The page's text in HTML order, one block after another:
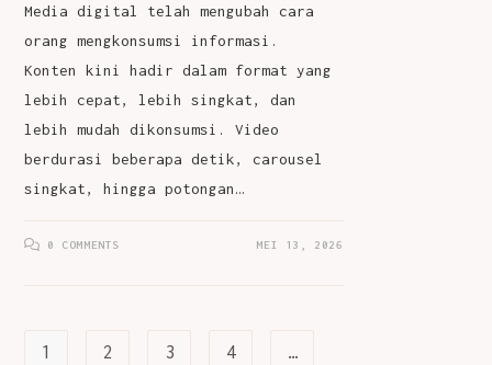
Media digital telah mengubah cara
orang mengkonsumsi informasi.
Konten kini hadir dalam format yang
lebih cepat, lebih singkat, dan
lebih mudah dikonsumsi. Video
berdurasi beberapa detik, carousel
singkat, hingga potongan…
0 COMMENTS MEI 13, 2026
1 2 3 4 …